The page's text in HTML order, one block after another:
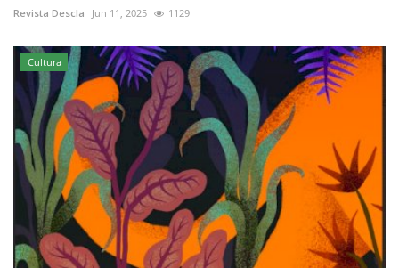
Revista Descla Jun 11, 2025 1129
Cultura